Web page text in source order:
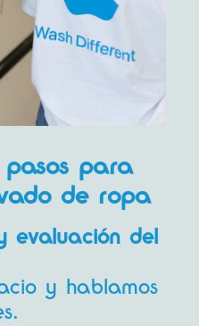
pasos para
de ropa
evaluación del
y hablamos